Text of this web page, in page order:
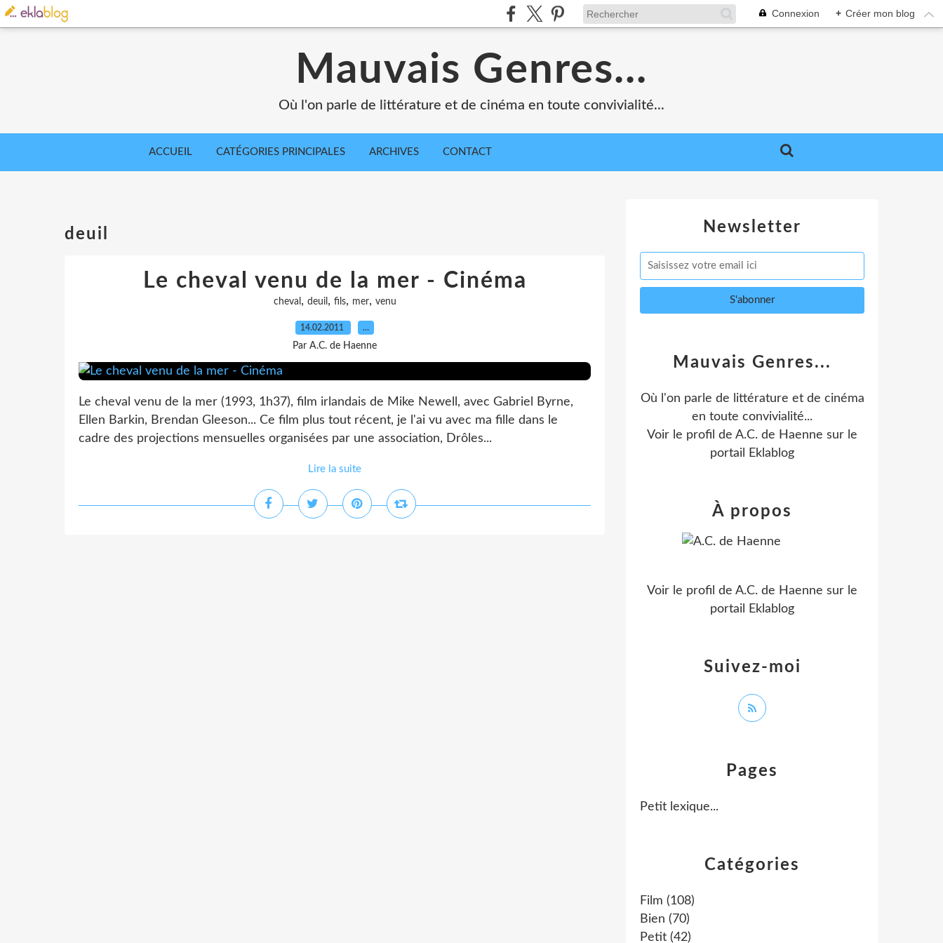
Connexion + Créer mon blog
Mauvais Genres...
Où l'on parle de littérature et de cinéma en toute convivialité...
ACCUEIL CATÉGORIES PRINCIPALES ARCHIVES CONTACT
deuil
Le cheval venu de la mer - Cinéma
cheval , deuil, fils, mer, venu
14.02.2011 …
Par A.C. de Haenne
Le cheval venu de la mer (1993, 1h37), film irlandais de Mike Newell, avec Gabriel Byrne,
Ellen Barkin, Brendan Gleeson... Ce film plus tout récent, je l'ai vu avec ma fille dans le
cadre des projections mensuelles organisées par une association, Drôles...
Lire la suite
Newsletter
Catégories
Film (108)
Bien (70)
Petit (42)
Pages
Petit lexique...
Mauvais Genres...
Où l'on parle de littérature et de cinéma
en toute convivialité...
Voir le profil de A.C. de Haenne sur le
portail Eklablog
Suivez-moi
À propos
Voir le profil de A.C. de Haenne sur le
portail Eklablog